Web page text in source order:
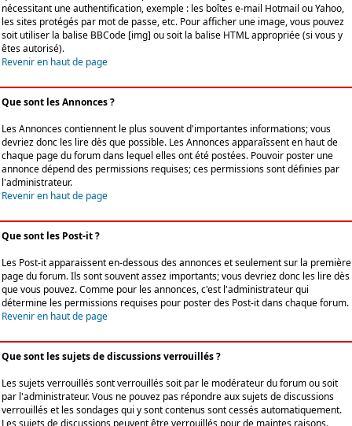
nécessitant une authentification, exemple : les boîtes e-mail Hotmail ou Yahoo,
les sites protégés par mot de passe, etc. Pour afficher une image, vous pouvez
soit utiliser la balise BBCode [img] ou soit la balise HTML appropriée (si vous y
êtes autorisé).
Revenir en haut de page
Que sont les Annonces ?
Les Annonces contiennent le plus souvent d'importantes informations; vous
devriez donc les lire dès que possible. Les Annonces apparaîssent en haut de
chaque page du forum dans lequel elles ont été postées. Pouvoir poster une
annonce dépend des permissions requises; ces permissions sont définies par
l'administrateur.
Revenir en haut de page
Que sont les Post-it ?
Les Post-it apparaissent en-dessous des annonces et seulement sur la première
page du forum. Ils sont souvent assez importants; vous devriez donc les lire dès
que vous pouvez. Comme pour les annonces, c'est l'administrateur qui
détermine les permissions requises pour poster des Post-it dans chaque forum.
Revenir en haut de page
Que sont les sujets de discussions verrouillés ?
Les sujets verrouillés sont verrouillés soit par le modérateur du forum ou soit
par l'administrateur. Vous ne pouvez pas répondre aux sujets de discussions
verrouillés et les sondages qui y sont contenus sont cessés automatiquement.
Les sujets de discussions peuvent être verrouillés pour de maintes raisons.